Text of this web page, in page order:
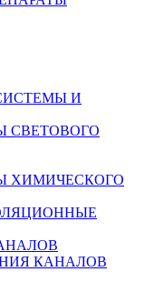
И
СВЕТОВОГО
ХИМИЧЕСКОГО
КАНАЛОВ